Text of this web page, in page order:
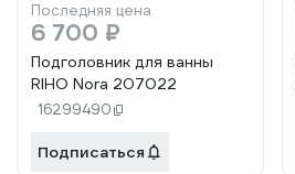
Последняя цена
6 700 ₽
Подголовник для ванны
RIHO Nora 207022
16299490
Подписаться